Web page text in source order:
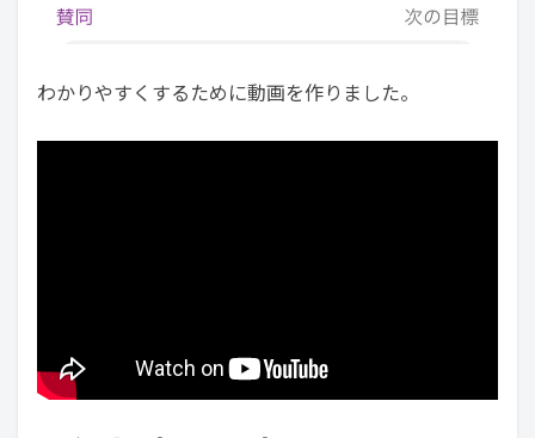
わかりやすくするために動画を作りました。